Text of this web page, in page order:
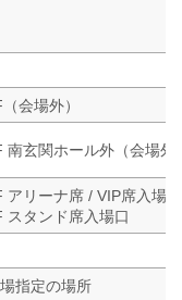
会場外）
南玄関ホール外（会場外
アリーナ席 / VIP席入場口
スタンド席入場口
指定の場所